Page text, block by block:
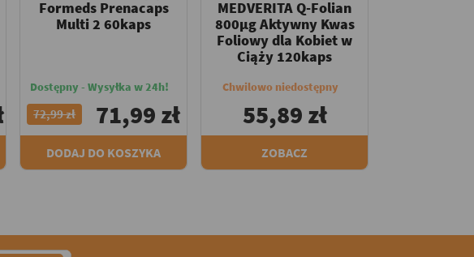
Formeds Prenacaps
Multi 2 60kaps
Dostępny - Wysyłka w 24h!
72,99 zł 71,99 zł
DODAJ DO KOSZYKA
MEDVERITA Q-Folian
800µg Aktywny Kwas
Foliowy dla Kobiet w
Ciąży 120kaps
Chwilowo niedostępny
55,89 zł
ZOBACZ